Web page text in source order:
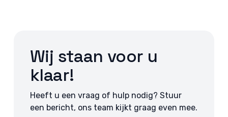
Wij staan voor u
klaar!
Heeft u een vraag of hulp nodig? Stuur
een bericht, ons team kijkt graag even mee.